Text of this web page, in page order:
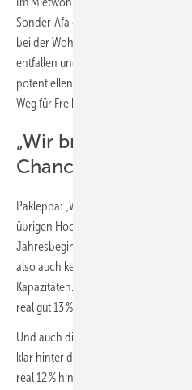
Sonder-Afa ohne Bindung an den
bei der Wohneigentumsförderung für
entfallen und eine direkte
potentiellen Investoren würde es
Weg für Freibeträge bei der
„Wir brauchen
Chancen-Impulse“
Pakleppa: „Wir dürfen außerdem
übrigen Hochbau, namentlich im
Jahresbeginn die Order deutlich
also auch keine Entlastung bzw.
Kapazitäten. Zum Halbjahr fehlen im
real gut 13 %.
Und auch die Aufträge der
klar hinter den Vorjahresinvestments
real 12 % hinter dem Vorjahr. Über